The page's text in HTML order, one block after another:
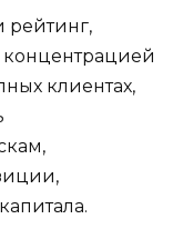
концентрацией
клиентах,